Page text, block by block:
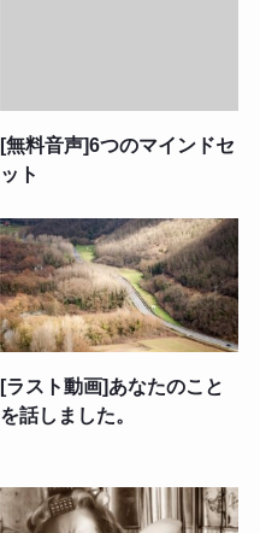
[無料音声]6つのマインドセ
ット
[ラスト動画]あなたのこと
を話しました。